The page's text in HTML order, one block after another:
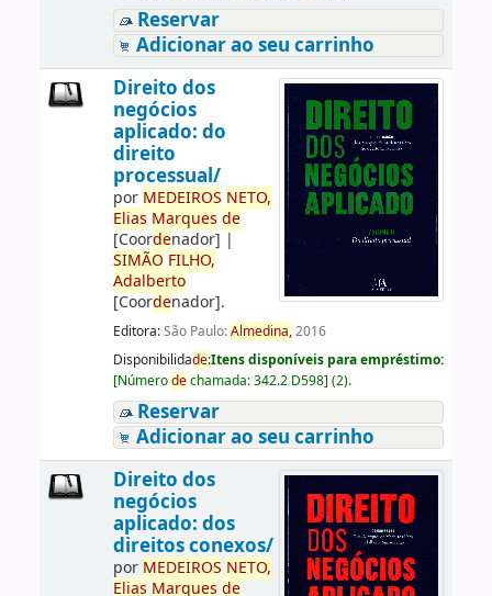
Reservar
Adicionar ao seu carrinho
Direito dos
negócios
aplicado: do
direito
processual/
por MEDEIROS NETO,
Elias Marques de
[Coordenador] |
SIMÃO FILHO,
Adalberto
[Coordenador].
Editora:São Paulo:Almedina,2016
Disponibilidade:Itens disponíveis para empréstimo:
[Númerodechamada:342.2 D598] (2).
Reservar
Adicionar ao seu carrinho
Direito dos
negócios
aplicado: dos
direitos conexos/
por MEDEIROS NETO,
Elias Marques de